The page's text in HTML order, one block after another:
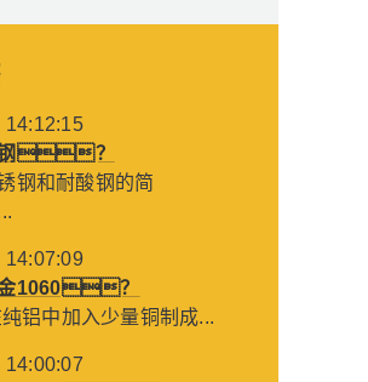
14:12:15
钢？
钢和耐酸钢的简
14:07:09
1060？
铝中加入少量铜制成...
14:00:07